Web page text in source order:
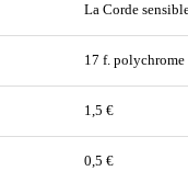
La Corde
17 f. polychrome
1,5 €
0,5 €